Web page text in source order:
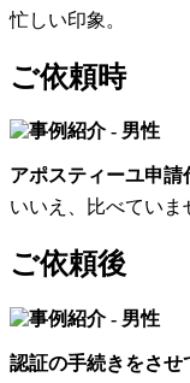
忙しい印象。
ご依頼時
アポスティーユ申
いいえ、比べていま
ご依頼後
認証の手続きをさせ